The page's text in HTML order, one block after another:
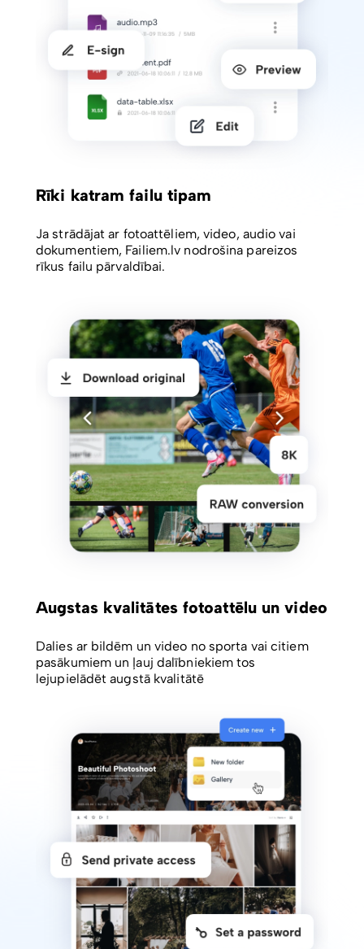
Rīki katram failu tipam
Ja strādājat ar fotoattēliem, video, audio vai
dokumentiem, Failiem.lv nodrošina pareizos
rīkus failu pārvaldībai.
Augstas kvalitātes fotoattēlu un video
Dalies ar bildēm un video no sporta vai citiem
pasākumiem un ļauj dalībniekiem tos
lejupielādēt augstā kvalitātē